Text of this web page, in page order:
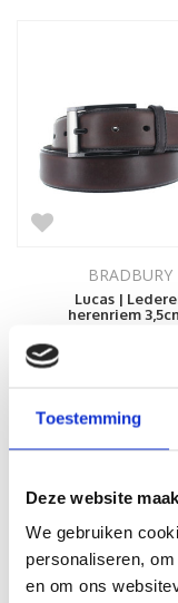
Toestemming
Deze website
We gebruiken
personaliseren,
en om ons
BRADBURY
Lucas |
herenriem